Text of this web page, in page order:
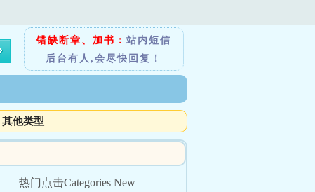
错缺断章、加书： 站内短信
后台有人,会尽快回复！
其他类型
热门点击Categories New